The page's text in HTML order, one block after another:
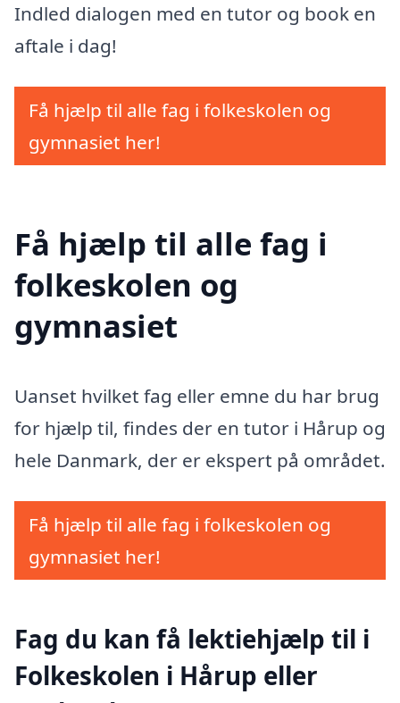
Indled dialogen med en tutor og book en
aftale i dag!
Få hjælp til alle fag i folkeskolen og
gymnasiet her!
Få hjælp til alle fag i
folkeskolen og
gymnasiet
Uanset hvilket fag eller emne du har brug
for hjælp til, findes der en tutor i Hårup og
hele Danmark, der er ekspert på området.
Få hjælp til alle fag i folkeskolen og
gymnasiet her!
Fag du kan få lektiehjælp til i
Folkeskolen i Hårup eller